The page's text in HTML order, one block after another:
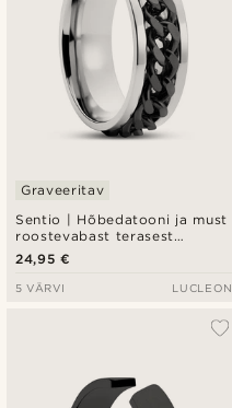
Sentio | Hõbedatooni ja must
roostevabast terasest
kettsõrmus
Graveeritav
24,95 €
5 VÄRVI LUCLEON